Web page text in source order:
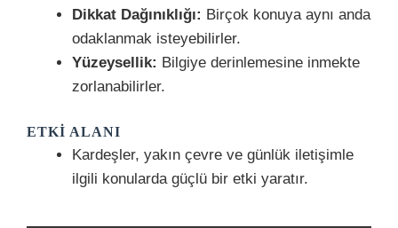
Dikkat Dağınıklığı: Birçok konuya aynı anda
odaklanmak isteyebilirler.
Yüzeysellik: Bilgiye derinlemesine inmekte
zorlanabilirler.
ETKI ALANI
Kardeşler, yakın çevre ve günlük iletişimle
ilgili konularda güçlü bir etki yaratır.